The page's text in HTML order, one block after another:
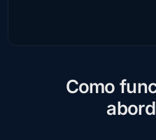
Como fun
abord